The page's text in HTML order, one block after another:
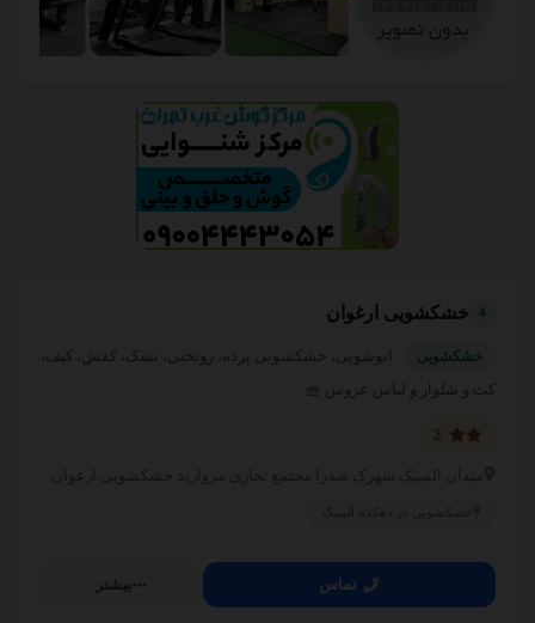
4 خشکشویی ارغوان
خشکشویی
اتوشویی، خشکشویی پرده، روتختی، تشک، کفش، کیف،
کت و شلوار و لباس عروس 🧺
تماس بیشتر